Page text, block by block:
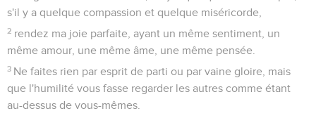
s'il y a quelque compassion et quelque miséricorde,
2 rendez ma joie parfaite, ayant un même sentiment, un
même amour, une même âme, une même pensée.
3 Ne faites rien par esprit de parti ou par vaine gloire, mais
que l'humilité vous fasse regarder les autres comme étant
au-dessus de vous-mêmes.